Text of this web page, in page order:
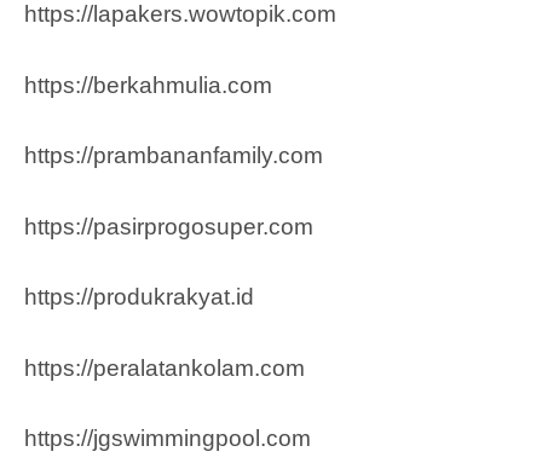
https://lapakers.wowtopik.com
https://berkahmulia.com
https://prambananfamily.com
https://pasirprogosuper.com
https://produkrakyat.id
https://peralatankolam.com
https://jgswimmingpool.com